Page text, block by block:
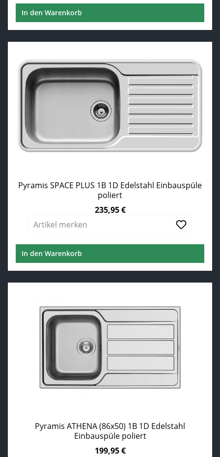
In den Warenkorb
Pyramis SPACE PLUS 1B 1D Edelstahl Einbauspüle
poliert
235,95 €
Artikel merken
In den Warenkorb
Pyramis ATHENA (86x50) 1B 1D Edelstahl
Einbauspüle poliert
199,95 €